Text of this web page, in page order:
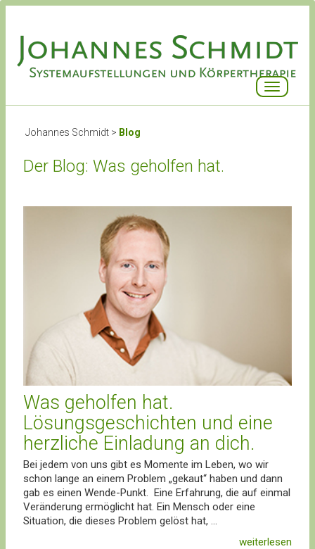
Toggle
Johannes Schmidt > Blog
Der Blog: Was geholfen hat.
Was geholfen hat.
Lösungsgeschichten und eine
herzliche Einladung an dich.
Bei jedem von uns gibt es Momente im Leben, wo wir
schon lange an einem Problem „gekaut“ haben und dann
gab es einen Wende-Punkt. Eine Erfahrung, die auf einmal
Veränderung ermöglicht hat. Ein Mensch oder eine
Situation, die dieses Problem gelöst hat, ...
weiterlesen